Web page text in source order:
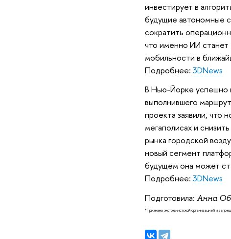
инвестирует в
будущие автономные
сократить
что именно ИИ
мобильности в
Подробнее: 3DNews
В Нью-Йорке успешно
выполнившего
проекта заявили, что
мегаполисах и
рынка городской
новый сегмент
будущем она может
Подробнее: 3DNews
Подготовила: Анна
*Признана экстремистской организацией и